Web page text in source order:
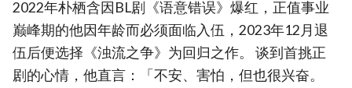
2022年朴栖含因BL剧《语意错误》爆红，正值事业
巅峰期的他因年龄而必须面临入伍，2023年12月退
伍后便选择《浊流之争》为回归之作。 谈到首挑正
剧的心情，他直言：「不安、害怕，但也很兴奋。